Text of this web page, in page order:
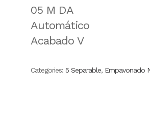
05 M DA
Automático
Acabado V
Categories: 5 Separable, Empavonado